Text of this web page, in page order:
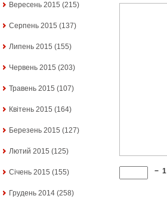
Вересень 2015 (215)
Серпень 2015 (137)
Липень 2015 (155)
Червень 2015 (203)
Травень 2015 (107)
Квітень 2015 (164)
Березень 2015 (127)
Лютий 2015 (125)
Січень 2015 (155)
Грудень 2014 (258)
− 1